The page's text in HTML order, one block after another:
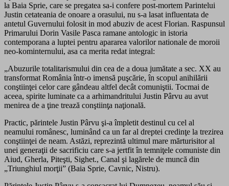
la Baia Sprie, care se pregatea sa-i confere post-mortem Parintelui
Justin cetateania de onoare a orasului, nu s-a lasat influentata de
antetul Guvernului folosit in mod abuziv de acest Florian. Raspunsul
Primarului Dorin Vasile Pasca ramane antologic in istoria
contemporana a luptei pentru apararea valorilor nationale de moroii
neo-kominternului, asa ca merita redat integral:
„Abuzurile totalitarismului din cea de a doua jumătate a sec. XX au
transformat România într-o imensă puşcărie, în scopul anihilării
conştiinţei celor care gândeau altfel decât comuniştii. Tocmai de
aceea, spirite luminate ca a arhimandritului Justin Pârvu au avut
menirea de a ţine trează conştiinţa naţională.
Practic, părintele Justin Pârvu şi-a împletit destinul cu cel al
neamului românesc, luminând ca un far al dreptei credinţe la trezirea
conştiinţei de neam. Astăzi, reprezintă ultimul mare mărturisitor al
unei generaţii de sacrificiu care s-a jertfit în temniţele comuniste din
Aiud, Gherla, Piteşti, Sighet., Canal şi lagărele de muncă din
„Triunghiul morţii” (Baia Sprie, Cavnic, Nistru).